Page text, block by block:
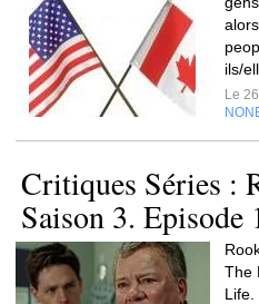
ils/
Le
Critiques Séries :
Saison 3. Episode
The
Life.